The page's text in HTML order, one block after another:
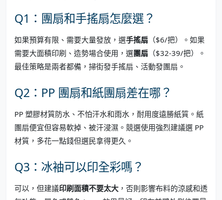
Q1：團扇和手搖扇怎麼選？
如果預算有限、需要大量發放，選手搖扇 （$6/把）。如果
需要大面積印刷、造勢場合使用，選團扇 （$32-39/把）。
最佳策略是兩者都備，掃街發手搖扇、活動發團扇。
Q2：PP 團扇和紙團扇差在哪？
PP 塑膠材質防水、不怕汗水和雨水，耐用度遠勝紙質。紙
團扇便宜但容易軟掉、被汗浸濕。競選使用強烈建議選 PP
材質，多花一點錢但選民拿得更久。
Q3：冰袖可以印全彩嗎？
可以，但建議印刷面積不要太大 ，否則影響布料的涼感和透